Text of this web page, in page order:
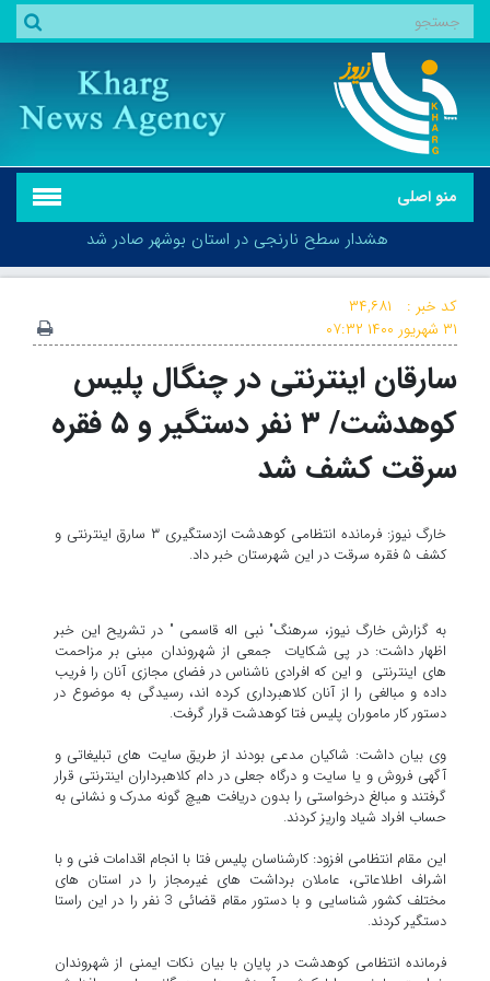
منو اصلی
هشدار سطح نارنجی در استان بوشهر صادر شد
هشدار سطح نارنجی در استان بوشهر صادر شد
کد خبر :
۳۴,۶۸۱
۳۱ شهریور ۱۴۰۰
۰۷:۳۲
سارقان اینترنتی در چنگال پلیس
کوهدشت/ ۳ نفر دستگیر و ۵ فقره
سرقت کشف شد
خارگ نیوز: فرمانده انتظامی کوهدشت ازدستگیری ۳ سارق اینترنتی و
کشف ۵ فقره سرقت در این شهرستان خبر داد.
به گزارش خارگ نیوز، سرهنگ" نبی اله قاسمی " در تشریح این خبر
اظهار داشت: در پی شکایات جمعی از شهروندان مبنی بر مزاحمت
های اینترنتی و این که افرادی ناشناس در فضای مجازی آنان را فریب
داده و مبالغی را از آنان کلاهبرداری کرده اند، رسیدگی به موضوع در
دستور کار ماموران پلیس فتا کوهدشت قرار گرفت.
وی بیان داشت: شاکیان مدعی بودند از طریق سایت های تبلیغاتی و
آگهی فروش و یا سایت و درگاه جعلی در دام کلاهبرداران اینترنتی قرار
گرفتند و مبالغ درخواستی را بدون دریافت هیچ گونه مدرک و نشانی به
حساب افراد شیاد واریز کردند.
این مقام انتظامی افزود: کارشناسان پلیس فتا با انجام اقدامات فنی و با
اشراف اطلاعاتی، عاملان برداشت های غیرمجاز را در استان های
مختلف کشور شناسایی و با دستور مقام قضائی 3 نفر را در این راستا
دستگیر کردند.
فرمانده انتظامی کوهدشت در پایان با بیان نکات ایمنی از شهروندان